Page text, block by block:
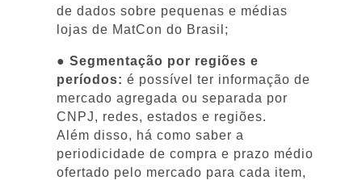
de dados sobre pequenas e médias
lojas de MatCon do Brasil;
● Segmentação por regiões e
períodos: é possível ter informação de
mercado agregada ou separada por
CNPJ, redes, estados e regiões.
Além disso, há como saber a
periodicidade de compra e prazo médio
ofertado pelo mercado para cada item,